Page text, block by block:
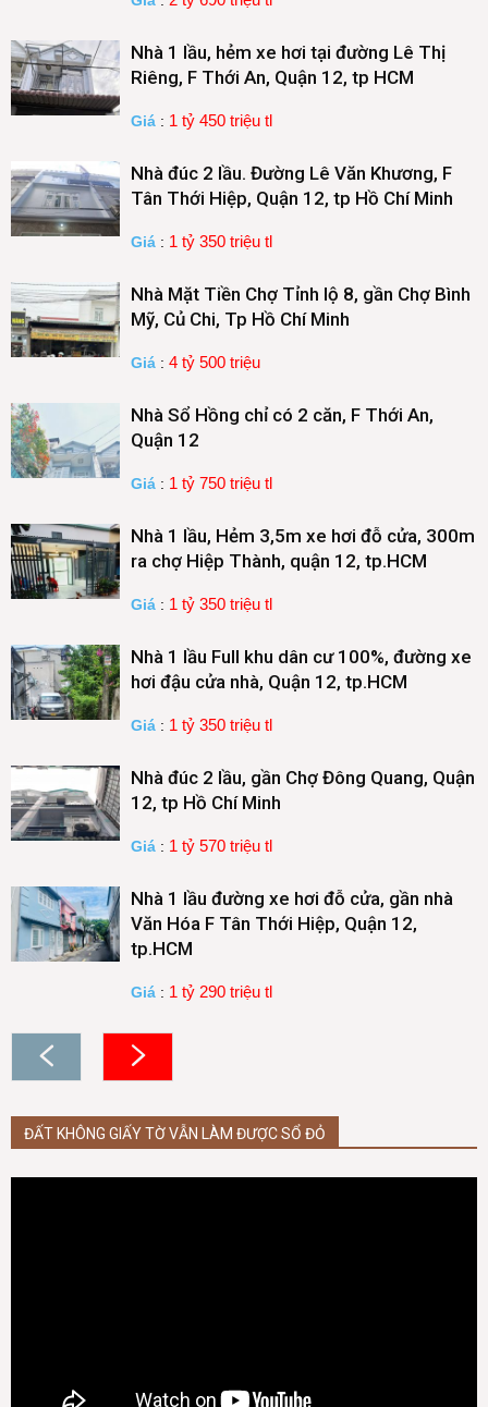
Nhà 1 lầu, hẻm xe hơi tại đường Lê Thị
Riêng, F Thới An, Quận 12, tp HCM
Giá : 1 tỷ 450 triệu tl
Nhà đúc 2 lầu. Đường Lê Văn Khương, F
Tân Thới Hiệp, Quận 12, tp Hồ Chí Minh
Giá : 1 tỷ 350 triệu tl
Nhà Mặt Tiền Chợ Tỉnh lộ 8, gần Chợ Bình
Mỹ, Củ Chi, Tp Hồ Chí Minh
Giá : 4 tỷ 500 triệu
Nhà Sổ Hồng chỉ có 2 căn, F Thới An,
Quận 12
Giá : 1 tỷ 750 triệu tl
Nhà 1 lầu, Hẻm 3,5m xe hơi đỗ cửa, 300m
ra chợ Hiệp Thành, quận 12, tp.HCM
Giá : 1 tỷ 350 triệu tl
Nhà 1 lầu Full khu dân cư 100%, đường xe
hơi đậu cửa nhà, Quận 12, tp.HCM
Giá : 1 tỷ 350 triệu tl
Nhà đúc 2 lầu, gần Chợ Đông Quang, Quận
12, tp Hồ Chí Minh
Giá : 1 tỷ 570 triệu tl
Nhà 1 lầu đường xe hơi đỗ cửa, gần nhà
Văn Hóa F Tân Thới Hiệp, Quận 12,
tp.HCM
Giá : 1 tỷ 290 triệu tl
ĐẤT KHÔNG GIẤY TỜ VẪN LÀM ĐƯỢC SỔ ĐỎ